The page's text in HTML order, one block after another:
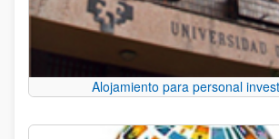
Alojamiento para personal